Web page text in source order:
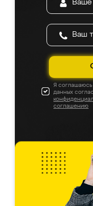
Я соглашаюсь
данных
соглашению